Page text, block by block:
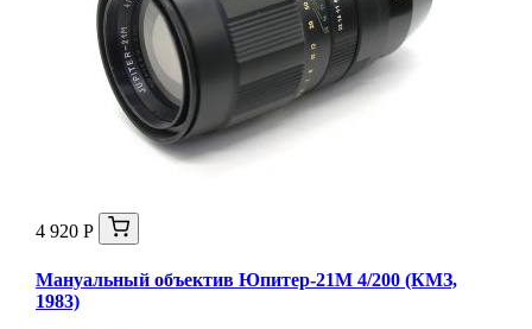
4 920 Р
Мануальный объектив Юпитер-21М 4/200 (КМЗ,
1983)